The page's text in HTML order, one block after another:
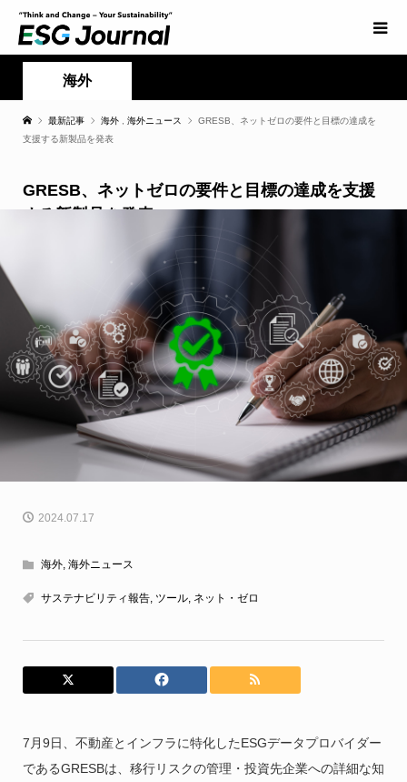
海外
最新記事 海外 海外ニュース
GRESB、ネットゼロの要件と目標の達成を
支援する新製品を発表
GRESB、ネットゼロの要件と目標の達成を支援
する新製品を発表
2024.07.17
海外, 海外ニュース
サステナビリティ報告, ツール, ネット・ゼロ
7月9日、不動産とインフラに特化したESGデータプロバイダー
であるGRESBは、移行リスクの管理・投資先企業への詳細な知